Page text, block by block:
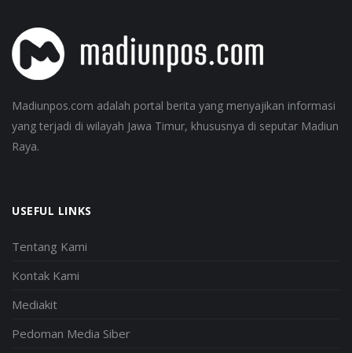
Madiunpos.com adalah portal berita yang menyajikan informasi
yang terjadi di wilayah Jawa Timur, khususnya di seputar Madiun
Raya.
USEFUL LINKS
Tentang Kami
Kontak Kami
Mediakit
Pedoman Media Siber